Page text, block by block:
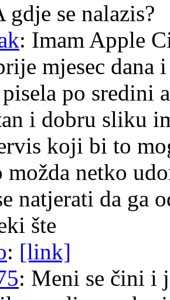
gdje se nalazis?
: Imam Apple
mjesec dana
po sredini
i dobru sliku
koji bi to
netko
natjerati da ga
šte
: [link]
: Meni se čini i